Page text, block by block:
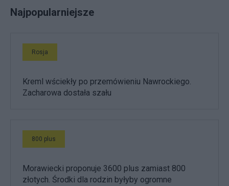
Najpopularniejsze
Rosja
Kreml wściekły po przemówieniu Nawrockiego.
Zacharowa dostała szału
800 plus
Morawiecki proponuje 3600 plus zamiast 800
złotych. Środki dla rodzin byłyby ogromne